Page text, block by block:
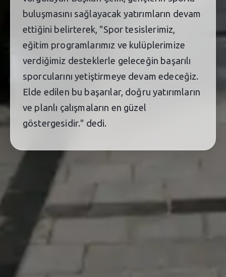
buluşmasını sağlayacak yatırımların devam
ettiğini belirterek, "Spor tesislerimiz,
eğitim programlarımız ve kulüplerimize
verdiğimiz desteklerle geleceğin başarılı
sporcularını yetiştirmeye devam edeceğiz.
Elde edilen bu başarılar, doğru yatırımların
ve planlı çalışmaların en güzel
göstergesidir." dedi.